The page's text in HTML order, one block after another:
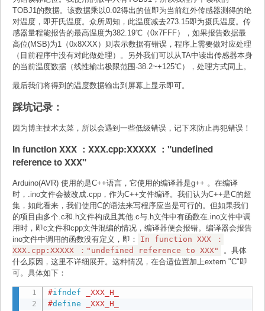
TOBJ1的数据。该数据乘以0.02得出的值即为当前红外传感器测得的绝
对温度，即开氏温度。众所周知，此温度减去273.15即为摄氏温度。传
感器量程能报告的最高温度为382.19℃（0x7FFF），如果报告数据最
高位(MSB)为1（0x8XXX）则表示数据有错误，程序上需要做对应处理
（目前程序中没有对此做处理）。另外我们可以从TA中读出传感器本身
的当前温度数据（线性输出极限范围-38.2~+125℃），处理方式同上。
最后我们将得到的温度数据输出到屏幕上显示即可。
踩坑记录：
因为博主技术太菜，所以会遇到一些低级错误，记下来防止再犯错误！
In function XXX ：XXX.cpp:XXXXX ："undefined
reference to XXX"
Arduino(AVR) 使用的是C++语言，它使用的编译器是g++ 。在编译
时，.ino文件会被改成.cpp，作为C++文件编译。我们认为C++是C的超
集，如此看来，我们使用C的语法来写程序应当是可行的。但如果我们
的项目由多个.c和.h文件构成且其他.c与.h文件中有函数在.ino文件中调
用时，即c文件和cpp文件混编的情况，编译器便会报错。编译器会报告
ino文件中调用的函数没有定义，即：
In function XXX ：
XXX.cpp:XXXXX ："undefined reference to XXX"
。具体
什么原因，这里不详细展开。这种情况，在合适位置加上extern "C"即
可。具体如下：
#ifndef _XXX_H_
#define _XXX_H_